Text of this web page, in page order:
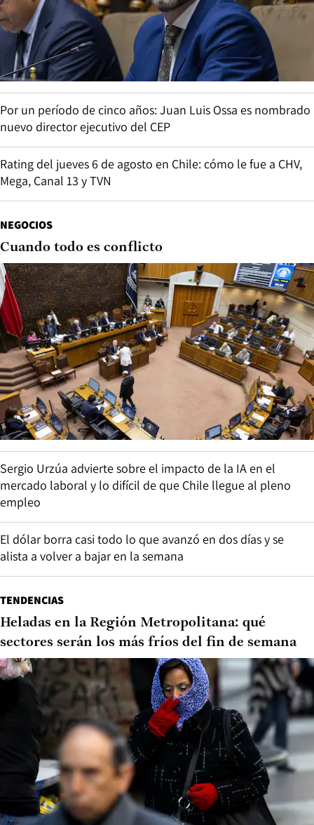
Por un período de cinco años: Juan Luis Ossa es nombrado
nuevo director ejecutivo del CEP
Rating del jueves 6 de agosto en Chile: cómo le fue a CHV,
Mega, Canal 13 y TVN
NEGOCIOS
Cuando todo es conflicto
Sergio Urzúa advierte sobre el impacto de la IA en el
mercado laboral y lo difícil de que Chile llegue al pleno
empleo
El dólar borra casi todo lo que avanzó en dos días y se
alista a volver a bajar en la semana
TENDENCIAS
Heladas en la Región Metropolitana: qué
sectores serán los más fríos del fin de semana